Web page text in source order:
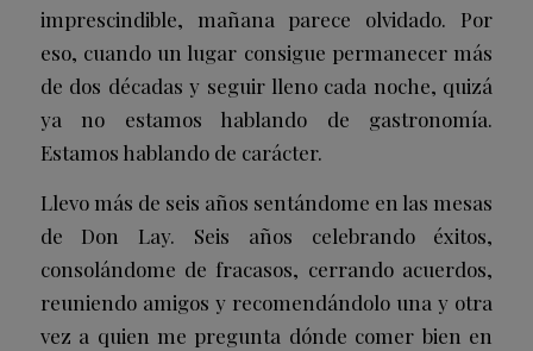
imprescindible, mañana parece olvidado. Por
eso, cuando un lugar consigue permanecer más
de dos décadas y seguir lleno cada noche, quizá
ya no estamos hablando de gastronomía.
Estamos hablando de carácter.
Llevo más de seis años sentándome en las mesas
de Don Lay. Seis años celebrando éxitos,
consolándome de fracasos, cerrando acuerdos,
reuniendo amigos y recomendándolo una y otra
vez a quien me pregunta dónde comer bien en